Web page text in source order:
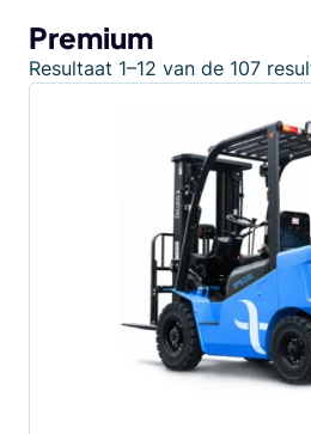
Premium
Resultaat 1–12 van de 107